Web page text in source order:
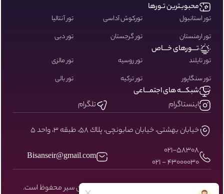
محبوبـترین تـورها
تور استانبول تورکوش آداسی
تور آنتالیا
تور ارمنستان
تور گرجستان تور دبی
تـــورهای خـــاص
تور تایلند تور روسیه
تور مالزی
تور سنگاپور
تور ترکیه تور بالی
شبکـــه های اجتمـــاعی
اینستاگرام
تلگرام
خيابان بهشتى، خيابان صابونچى، پلاك ٥٨، طبقه ٣، واحد ٥
۰۲۱-58308
43000030 - 021
Bisanseir@gmail.com
کلیه حقوق مادی و معنوی سایت نزد بیسان سیر محفوظ است.